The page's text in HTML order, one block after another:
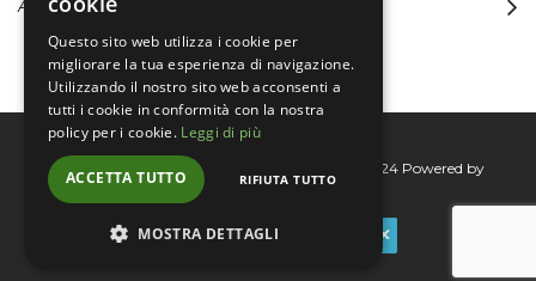
ACCOUNT
Bertini group srl © 2015-2026 - P.I. 06076830824 Powered by
Connecta
Questo sito web utilizza i cookie per
migliorare la tua esperienza di navigazione.
Utilizzando il nostro sito web acconsenti a
tutti i cookie in conformità con la nostra
policy per i cookie. Leggi di più
ACCETTA TUTTO RIFIUTA TUTTO
MOSTRA DETTAGLI